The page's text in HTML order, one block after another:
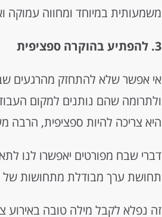
משמעותית במיוחד ומחווה עמוקה
3. להפתיע בהוקרה ספציפית
אי אפשר שלא להתחזק מהרגעים
ולתרומה שהם נותנים למקום
היא צריכה להיות ספציפית, הרבה
דברי שבח מפורטים יאפשרו לנו
תחושת ערך מבודלת מתחושות של
זה נפלא לקבל מילה טובה באירוע